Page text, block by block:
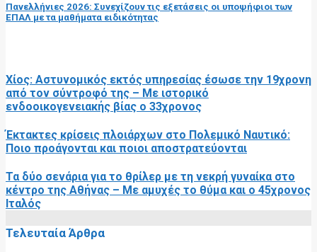
Πανελλήνιες 2026: Συνεχίζουν τις εξετάσεις οι υποψήφιοι των
ΕΠΑΛ με τα μαθήματα ειδικότητας
Χίος: Αστυνομικός εκτός υπηρεσίας έσωσε την 19χρονη
από τον σύντροφό της – Με ιστορικό
ενδοοικογενειακής βίας ο 33χρονος
Έκτακτες κρίσεις πλοιάρχων στο Πολεμικό Ναυτικό:
Ποιο προάγονται και ποιοι αποστρατεύονται
Τα δύο σενάρια για το θρίλερ με τη νεκρή γυναίκα στο
κέντρο της Αθήνας – Με αμυχές το θύμα και ο 45χρονος
Ιταλός
Τελευταία Άρθρα